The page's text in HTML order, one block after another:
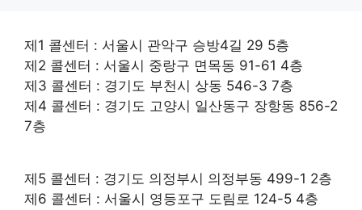
제1 콜센터 : 서울시 관악구 승방4길 29 5층
제2 콜센터 : 서울시 중랑구 면목동 91-61 4층
제3 콜센터 : 경기도 부천시 상동 546-3 7층
제4 콜센터 : 경기도 고양시 일산동구 장항동 856-2
7층
제5 콜센터 : 경기도 의정부시 의정부동 499-1 2층
제6 콜센터 : 서울시 영등포구 도림로 124-5 4층